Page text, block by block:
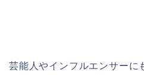
芸能人やインフルエンサーに